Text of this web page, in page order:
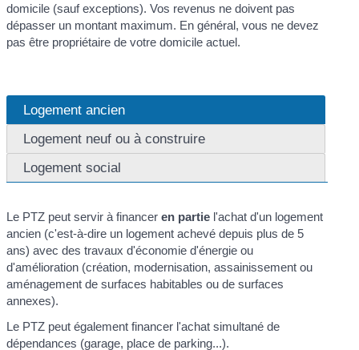
domicile (sauf exceptions). Vos revenus ne doivent pas
dépasser un montant maximum. En général, vous ne devez
pas être propriétaire de votre domicile actuel.
Logement ancien
Logement neuf ou à construire
Logement social
Le PTZ peut servir à financeren partie l'achat d'un logement
ancien (c'est-à-dire un logement achevé depuis plus de 5
ans) avec des travaux d'économie d'énergie ou
d'amélioration (création, modernisation, assainissement ou
aménagement de surfaces habitables ou de surfaces
annexes).
Le PTZ peut également financer l'achat simultané de
dépendances (garage, place de parking...).